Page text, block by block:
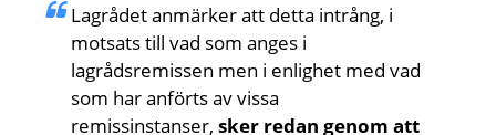
Lagrådet anmärker att detta intrång, i
motsats till vad som anges i
lagrådsremissen men i enlighet med vad
som har anförts av vissa
remissinstanser, sker redan genom att